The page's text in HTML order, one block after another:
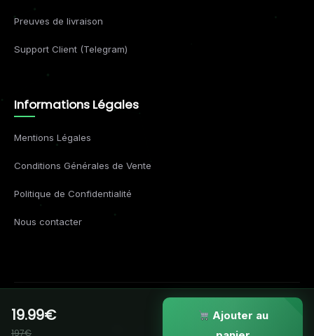
19.99€
197€
Ajouter au
Preuves de livraison
Support Client (Telegram)
Informations Légales
Mentions Légales
Conditions Générales de Vente
Politique de Confidentialité
Nous contacter
© 2026 Formations Business. Tous droits réservés.